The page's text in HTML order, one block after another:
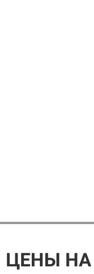
ЦЕНЫ НА